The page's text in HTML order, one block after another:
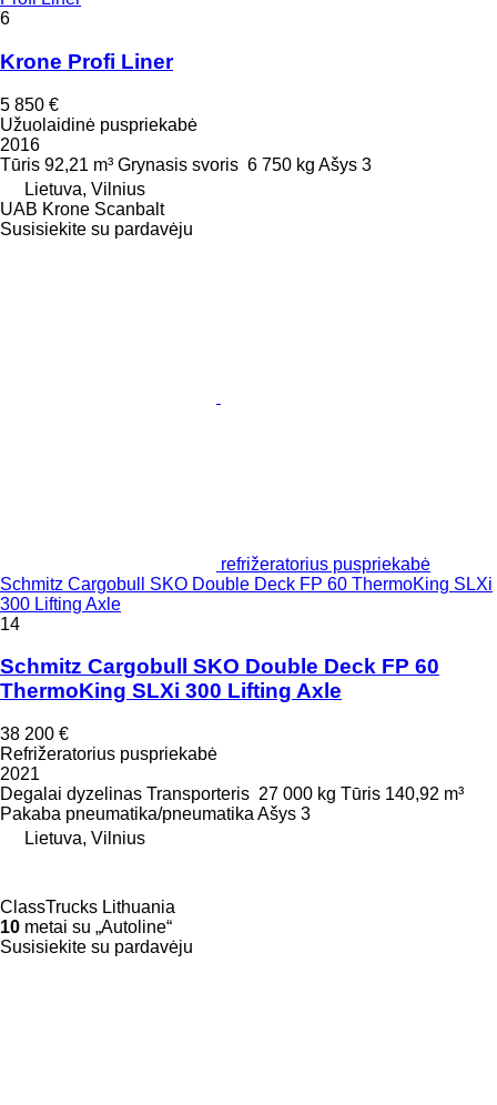
6
Krone Profi Liner
5 850 €
Užuolaidinė puspriekabė
2016
Tūris 92,21 m³ Grynasis svoris 6 750 kg Ašys 3
Lietuva, Vilnius
UAB Krone Scanbalt
Susisiekite su pardavėju
refrižeratorius puspriekabė
Schmitz Cargobull SKO Double Deck FP 60 ThermoKing SLXi
300 Lifting Axle
14
Schmitz Cargobull SKO Double Deck FP 60
ThermoKing SLXi 300 Lifting Axle
38 200 €
Refrižeratorius puspriekabė
2021
Degalai dyzelinas Transporteris 27 000 kg Tūris 140,92 m³
Pakaba pneumatika/pneumatika Ašys 3
Lietuva, Vilnius
ClassTrucks Lithuania
10 metai su „Autoline“
Susisiekite su pardavėju